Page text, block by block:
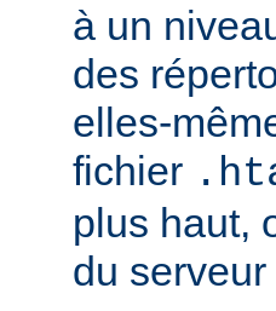
à un
des
elles-
fichier
plus haut,
du